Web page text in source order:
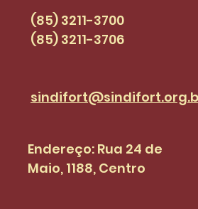
(85) 3211-3700
(85) 3211-3706
Endereço: Rua 24 de
Maio, 1188, Centro